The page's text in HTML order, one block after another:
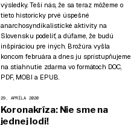
výsledky. Teší nás, že sa teraz môžeme o
tieto historicky prvé úspešné
anarchosyndikalistické aktivity na
Slovensku podeliť, a dúfame, že budú
inšpiráciou pre iných. Brožúra vyšla
koncom februára a dnes ju sprístupňujeme
na stiahnutie zdarma vo formátoch DOC,
PDF, MOBI a EPUB.
29. APRÍLA 2020
Koronakríza: Nie sme na
jednej lodi!